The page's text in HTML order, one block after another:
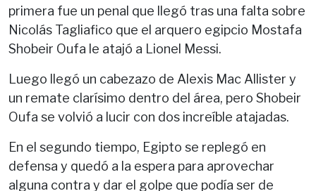
primera fue un penal que llegó tras una falta sobre
Nicolás Tagliafico que el arquero egipcio Mostafa
Shobeir Oufa le atajó a Lionel Messi.
Luego llegó un cabezazo de Alexis Mac Allister y
un remate clarísimo dentro del área, pero Shobeir
Oufa se volvió a lucir con dos increíble atajadas.
En el segundo tiempo, Egipto se replegó en
defensa y quedó a la espera para aprovechar
alguna contra y dar el golpe que podía ser de